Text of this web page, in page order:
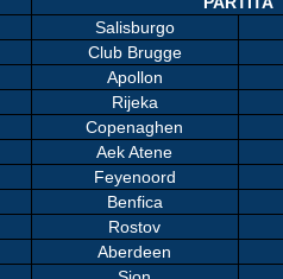
Salisburgo
Club Brugge
Apollon
Rijeka
Copenaghen
Aek Atene
Feyenoord
Benfica
Rostov
Aberdeen